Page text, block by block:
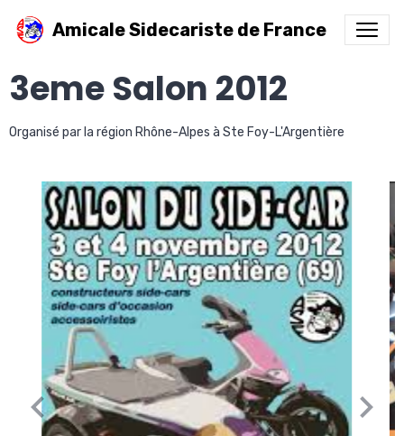
Amicale Sidecariste de France
3eme Salon 2012
Organisé par la région Rhône-Alpes à Ste Foy-L'Argentière